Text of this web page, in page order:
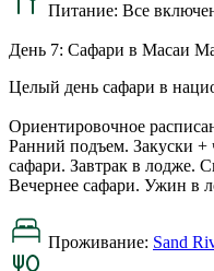
Питание: Все
День 7: Сафари в Масаи
Целый день сафари в
Ориентировочное
Ранний подъем. Закуски +
сафари. Завтрак в лодже.
Вечернее сафари. Ужин в
Проживание: Sand